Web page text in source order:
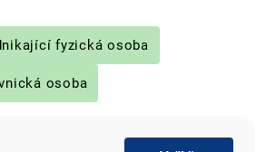
fyzická osoba
osoba